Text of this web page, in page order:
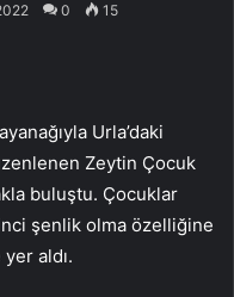
0 15
Urla’daki
Zeytin Çocuk
buluştu. Çocuklar
şenlik olma özelliğine
aldı.